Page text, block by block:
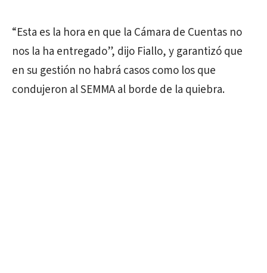
“Esta es la hora en que la Cámara de Cuentas no
nos la ha entregado”, dijo Fiallo, y garantizó que
en su gestión no habrá casos como los que
condujeron al SEMMA al borde de la quiebra.